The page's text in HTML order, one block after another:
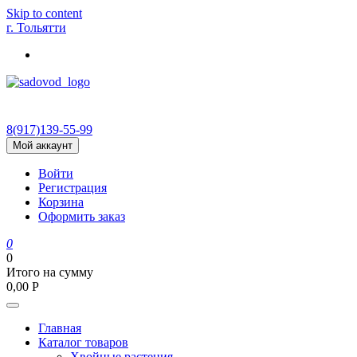
Skip to content
г. Тольятти
8(917)139‑55-99
Мой аккаунт
Войти
Регистрация
Корзина
Оформить заказ
0
0
Итого на сумму
0,00 Р
Главная
Каталог товаров